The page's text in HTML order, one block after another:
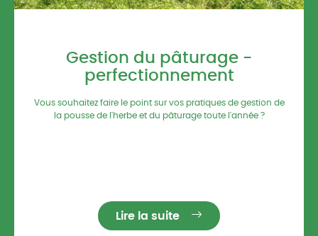
Gestion du pâturage -
perfectionnement
Vous souhaitez faire le point sur vos pratiques de gestion de
la pousse de l'herbe et du pâturage toute l'année ?
Lire la suite